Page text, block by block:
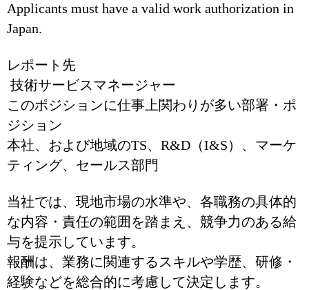
Applicants must have a valid work authorization in
Japan.
レポート先
技術サービスマネージャー
このポジションに仕事上関わりが多い部署・ポ
ジション
本社、および地域のTS、R&D（I&S）、マーケ
ティング、セールス部門
当社では、現地市場の水準や、各職務の具体的
な内容・責任の範囲を踏まえ、競争力のある給
与を提示しています。
報酬は、業務に関連するスキルや学歴、研修・
経験などを総合的に考慮して決定します。